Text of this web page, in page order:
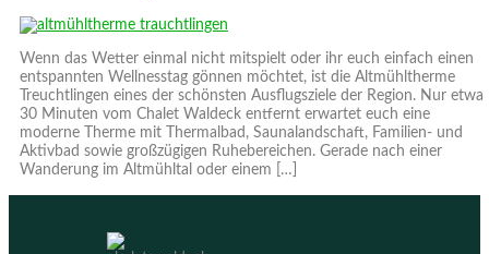
Wenn das Wetter einmal nicht mitspielt oder ihr euch einfach einen
entspannten Wellnesstag gönnen möchtet, ist die Altmühltherme
Treuchtlingen eines der schönsten Ausflugsziele der Region. Nur etwa
30 Minuten vom Chalet Waldeck entfernt erwartet euch eine
moderne Therme mit Thermalbad, Saunalandschaft, Familien- und
Aktivbad sowie großzügigen Ruhebereichen. Gerade nach einer
Wanderung im Altmühltal oder einem […]